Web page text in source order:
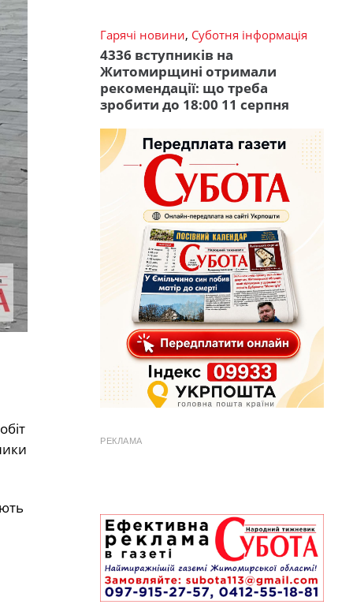
Гарячі новини, Суботня інформація
4336 вступників на
Житомирщині отримали
рекомендації: що треба
зробити до 18:00 11 серпня
РЕКЛАМА